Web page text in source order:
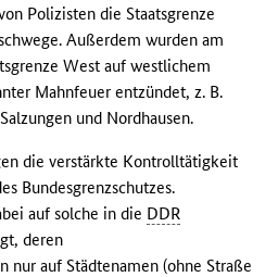
Polizisten die Staatsgrenze
Außerdem wurden am
West auf westlichem
Mahnfeuer entzündet, z. B.
und Nordhausen.
die verstärkte Kontrolltätigkeit
Bundesgrenzschutzes.
auf solche in die DDR
deren
nur auf Städtenamen (ohne Straße